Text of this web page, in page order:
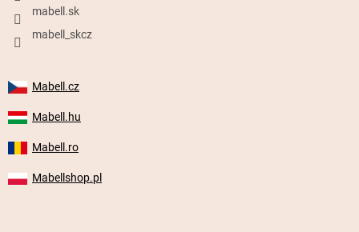
mabell.sk
mabell_skcz
Mabell.cz
Mabell.hu
Mabell.ro
Mabellshop.pl